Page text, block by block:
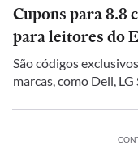
Cupons para 8.8
para leitores do
São códigos
marcas, como Dell,